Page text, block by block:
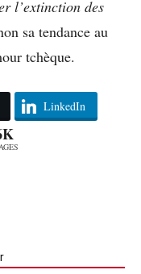
l’extinction des
sa tendance au
tchèque.
LinkedIn